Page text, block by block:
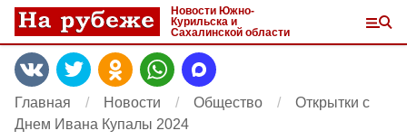
Новости Южно-
Курильска и
Сахалинской области
Главная Новости Общество
Открытки с
Днем Ивана Купалы 2024